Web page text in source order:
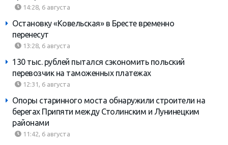
14:28, 6 августа
Остановку «Ковельская» в Бресте временно
перенесут
13:28, 6 августа
130 тыс. рублей пытался сэкономить польский
перевозчик на таможенных платежах
12:31, 6 августа
Опоры старинного моста обнаружили строители на
берегах Припяти между Столинским и Лунинецким
районами
11:42, 6 августа